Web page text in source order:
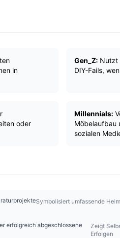
in
Gen_Z: Nutzt
DIY-Fails,
oder
Millennials:
Möbelaufbau
sozialen
Symbolisiert umfassende
erfolgreich abgeschlossene
Zeigt
Erfolgen